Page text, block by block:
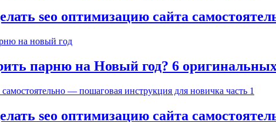
seo оптимизацию сайта
парню на Новый год? 6
seo оптимизацию сайта